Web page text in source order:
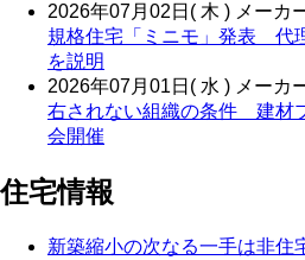
2026年07月02日( 木 ) メーカ
規格住宅「ミニモ」発表 代
を説明
2026年07月01日( 水 ) メーカ
右されない組織の条件 建材
会開催
住宅情報
新築縮小の次なる一手は非